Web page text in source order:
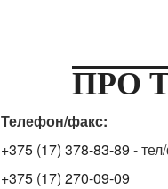
ПРО
Телефон/факс:
+375 (17) 378-83-89 -
+375 (17) 270-09-09